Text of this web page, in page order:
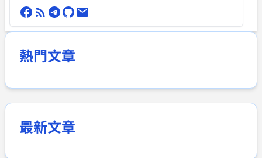
熱門文章
最新文章